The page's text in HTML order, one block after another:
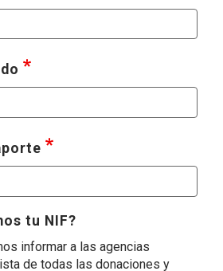
requerido
, seleccione al menos una
requerido
, seleccione al menos
tu NIF?
informar a las agencias
de todas las donaciones y